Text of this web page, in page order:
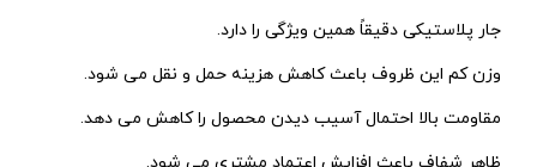
جار پلاستیکی دقیقاً همین ویژگی را دارد.
وزن کم این ظروف باعث کاهش هزینه حمل و نقل می شود.
مقاومت بالا احتمال آسیب دیدن محصول را کاهش می دهد.